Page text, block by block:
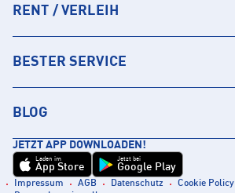
RENT / VERLEIH
BESTER SERVICE
BLOG
JETZT APP DOWNLOADEN!
Laden im
App Store
Jetzt bei
Google Play
Impressum AGB Datenschutz
Cookie Policy